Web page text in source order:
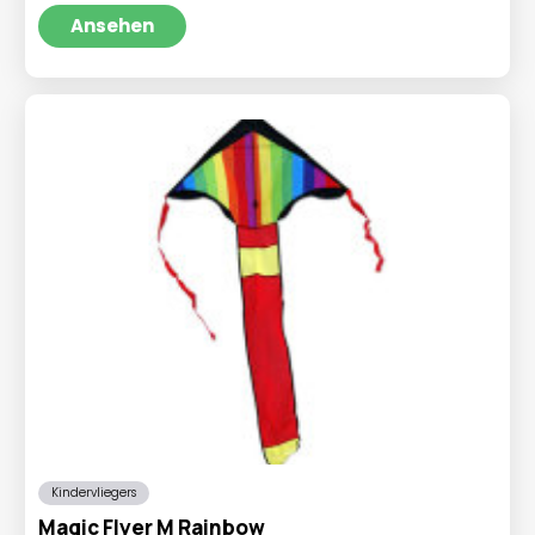
war:
€124,99
Ansehen
Kindervliegers
Magic Flyer M Rainbow